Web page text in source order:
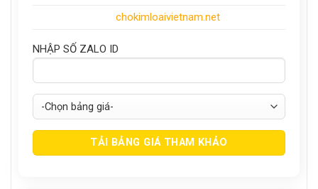
chokimloaivietnam.net
NHẬP SỐ ZALO ID